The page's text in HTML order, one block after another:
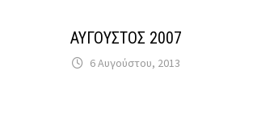
ΑΥΓΟΥΣΤΟΣ 2007
6 Αυγούστου, 2013